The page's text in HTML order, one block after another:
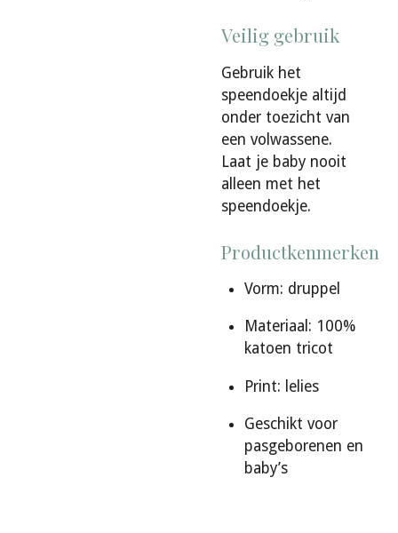
Veilig gebruik
Gebruik het
speendoekje altijd
onder toezicht van
een volwassene.
Laat je baby nooit
alleen met het
speendoekje.
Productkenmerken
Vorm: druppel
Materiaal: 100%
katoen tricot
Print: lelies
Geschikt voor
pasgeborenen en
baby’s